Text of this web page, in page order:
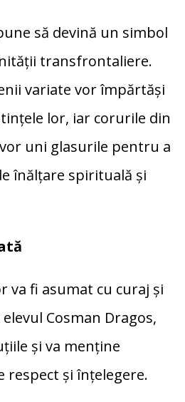
să devină un simbol
transfrontaliere.
variate vor împărtăși
lor, iar corurile din
uni glasurile pentru a
înălțare spirituală și
va fi asumat cu curaj și
Cosman Dragos,
și va menține
respect și înțelegere.